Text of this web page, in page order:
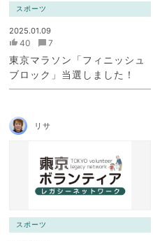
スポーツ
2025.01.09
40 7
東京マラソン「フィニッシュ
ブロック」当選しました！
リサ
スポーツ